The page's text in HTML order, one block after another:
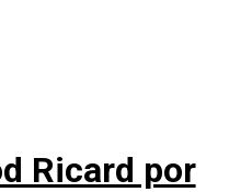
Ricard por